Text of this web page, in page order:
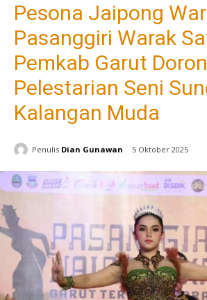
Pesona Jaipong
Pasanggiri Warak
Pemkab Garut
Pelestarian Seni
Kalangan Muda
Penulis Dian Gunawan 5 Oktober 2025